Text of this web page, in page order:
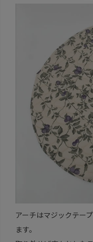
アーチはマジックテー
ます。